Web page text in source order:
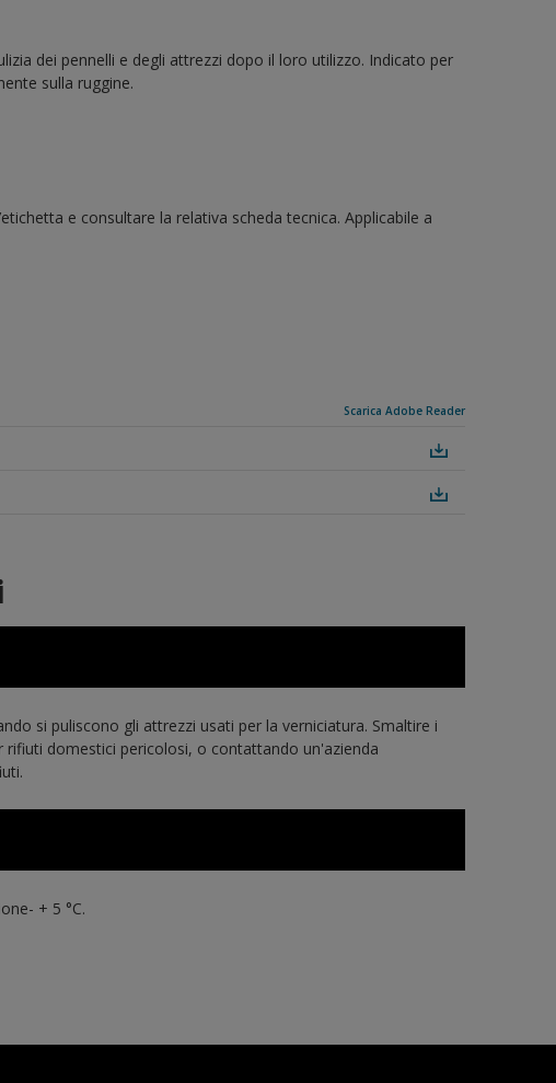
dei pennelli e degli attrezzi dopo il loro utilizzo. Indicato per
sulla ruggine.
e consultare la relativa scheda tecnica. Applicabile a
Scarica Adobe Reader
si puliscono gli attrezzi usati per la verniciatura. Smaltire i
domestici pericolosi, o contattando un'azienda
+ 5 °C.